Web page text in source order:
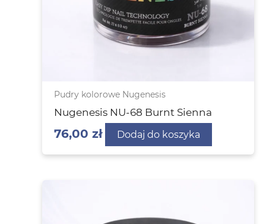
Pudry kolorowe Nugenesis
Nugenesis NU-68 Burnt Sienna
76,00zł Dodaj do koszyka